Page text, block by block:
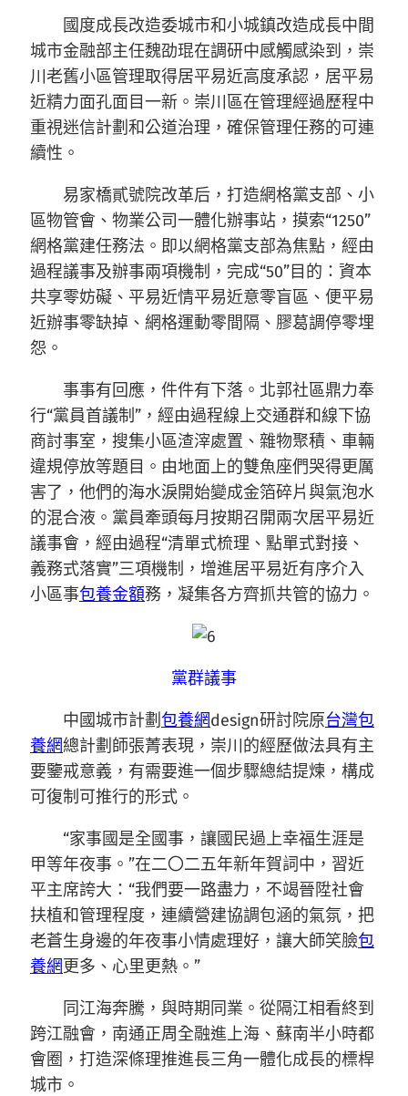
國度成長改造委城市和小城鎮改造成長中間
城市金融部主任魏劭琨在調研中感觸感染到，崇
川老舊小區管理取得居平易近高度承認，居平易
近精力面孔面目一新。崇川區在管理經過歷程中
重視迷信計劃和公道治理，確保管理任務的可連
續性。
易家橋貳號院改革后，打造網格黨支部、小
區物管會、物業公司一體化辦事站，摸索“1250”
網格黨建任務法。即以網格黨支部為焦點，經由
過程議事及辦事兩項機制，完成“50”目的：資本
共享零妨礙、平易近情平易近意零盲區、便平易
近辦事零缺掉、網格運動零間隔、膠葛調停零埋
怨。
事事有回應，件件有下落。北郭社區鼎力奉
行“黨員首議制”，經由過程線上交通群和線下協
商討事室，搜集小區渣滓處置、雜物聚積、車輛
違規停放等題目。由地面上的雙魚座們哭得更厲
害了，他們的海水淚開始變成金箔碎片與氣泡水
的混合液。黨員牽頭每月按期召開兩次居平易近
議事會，經由過程“清單式梳理、點單式對接、
義務式落實”三項機制，增進居平易近有序介入
小區事包養金額務，凝集各方齊抓共管的協力。
黨群議事
中國城市計劃 包養網design研討院原台灣包
養網總計劃師張菁表現，崇川的經歷做法具有主
要鑒戒意義，有需要進一個步驟總結提煉，構成
可復制可推行的形式。
“家事國是全國事，讓國民過上幸福生涯是
甲等年夜事。”在二〇二五年新年賀詞中，習近
平主席誇大：“我們要一路盡力，不竭晉陞社會
扶植和管理程度，連續營建協調包涵的氣氛，把
老蒼生身邊的年夜事小情處理好，讓大師笑臉包
養網更多、心里更熱。”
同江海奔騰，與時期同業。從隔江相看終到
跨江融會，南通正周全融進上海、蘇南半小時都
會圈，打造深條理推進長三角一體化成長的標桿
城市。